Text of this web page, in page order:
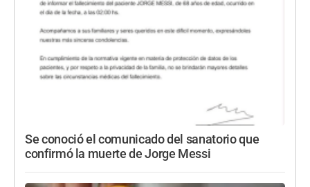
Se conoció el comunicado del sanatorio que
confirmó la muerte de Jorge Messi